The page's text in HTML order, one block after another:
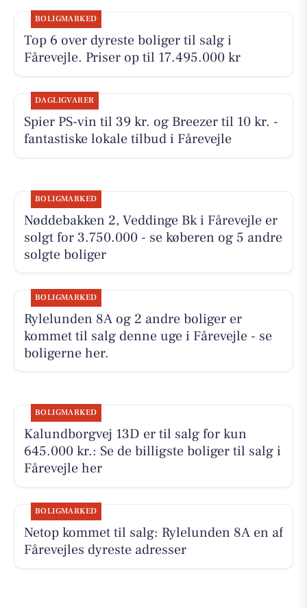
BOLIGMARKED
Top 6 over dyreste boliger til salg i
Fårevejle. Priser op til 17.495.000 kr
DAGLIGVARER
Spier PS-vin til 39 kr. og Breezer til 10 kr. -
fantastiske lokale tilbud i Fårevejle
BOLIGMARKED
Nøddebakken 2, Veddinge Bk i Fårevejle er
solgt for 3.750.000 - se køberen og 5 andre
solgte boliger
BOLIGMARKED
Rylelunden 8A og 2 andre boliger er
kommet til salg denne uge i Fårevejle - se
boligerne her.
BOLIGMARKED
Kalundborgvej 13D er til salg for kun
645.000 kr.: Se de billigste boliger til salg i
Fårevejle her
BOLIGMARKED
Netop kommet til salg: Rylelunden 8A en af
Fårevejles dyreste adresser